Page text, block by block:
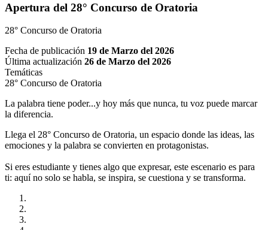
Apertura del 28° Concurso de Oratoria
28° Concurso de Oratoria
Fecha de publicación 19 de Marzo del 2026
Última actualización 26 de Marzo del 2026
Temáticas
28° Concurso de Oratoria
La palabra tiene poder...y hoy más que nunca, tu voz puede marcar
la diferencia.
Llega el 28° Concurso de Oratoria, un espacio donde las ideas, las
emociones y la palabra se convierten en protagonistas.
Si eres estudiante y tienes algo que expresar, este escenario es para
ti: aquí no solo se habla, se inspira, se cuestiona y se transforma.